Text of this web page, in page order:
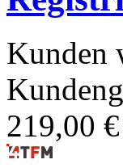
Kunden
219,00 €